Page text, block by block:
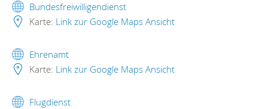
Bundesfreiwilligendienst
Karte: Link zur Google Maps Ansicht
Ehrenamt
Karte: Link zur Google Maps Ansicht
Flugdienst